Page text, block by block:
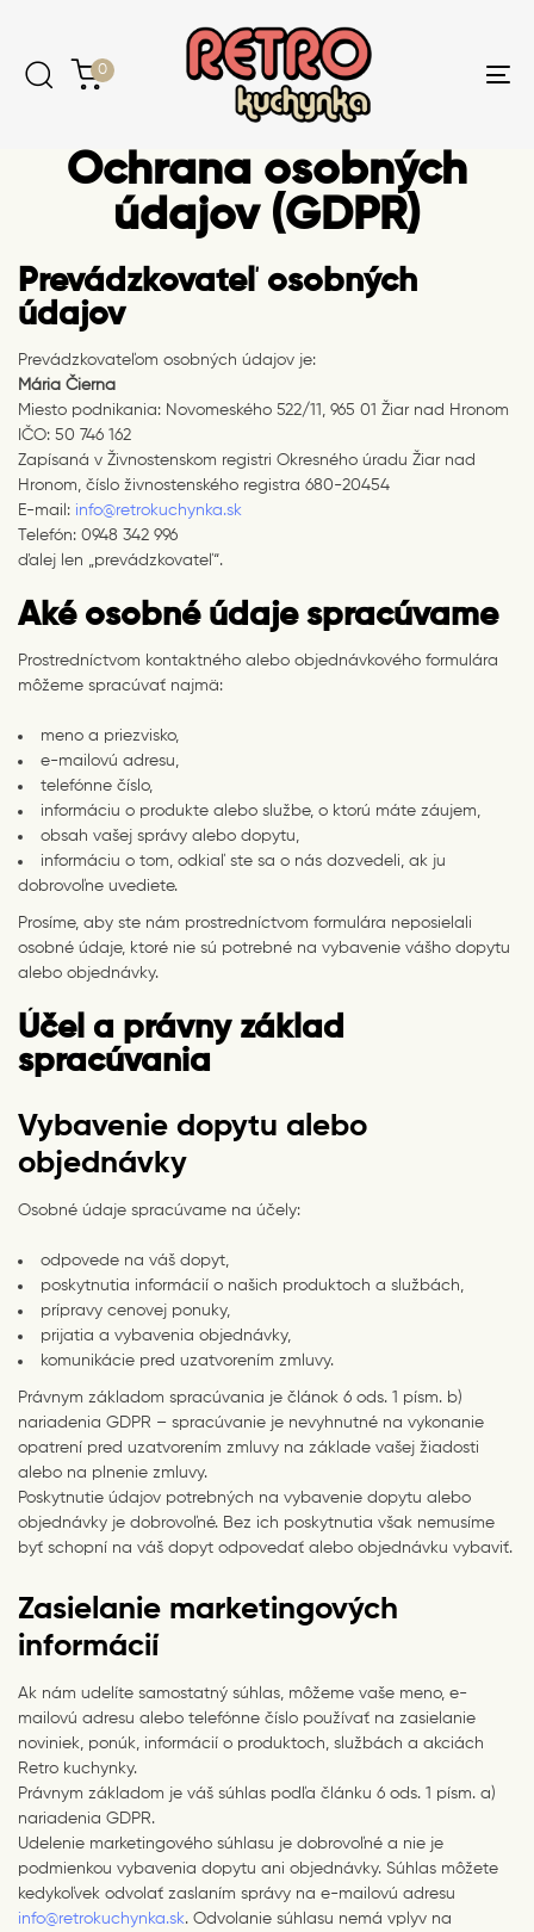
content
0
Ochrana osobných
údajov (GDPR)
Prevádzkovateľ osobných
údajov
Prevádzkovateľom osobných údajov je:
Mária Čierna
Miesto podnikania: Novomeského 522/11, 965 01 Žiar nad Hronom
IČO: 50 746 162
Zapísaná v Živnostenskom registri Okresného úradu Žiar nad
Hronom, číslo živnostenského registra 680-20454
E-mail: info@retrokuchynka.sk
Telefón: 0948 342 996
ďalej len „prevádzkovateľ“.
Aké osobné údaje spracúvame
Prostredníctvom kontaktného alebo objednávkového formulára
môžeme spracúvať najmä:
meno a priezvisko,
e-mailovú adresu,
telefónne číslo,
informáciu o produkte alebo službe, o ktorú máte záujem,
obsah vašej správy alebo dopytu,
informáciu o tom, odkiaľ ste sa o nás dozvedeli, ak ju
dobrovoľne uvediete.
Prosíme, aby ste nám prostredníctvom formulára neposielali
osobné údaje, ktoré nie sú potrebné na vybavenie vášho dopytu
alebo objednávky.
Účel a právny základ
spracúvania
Vybavenie dopytu alebo
objednávky
Osobné údaje spracúvame na účely:
odpovede na váš dopyt,
poskytnutia informácií o našich produktoch a službách,
prípravy cenovej ponuky,
prijatia a vybavenia objednávky,
komunikácie pred uzatvorením zmluvy.
Právnym základom spracúvania je článok 6 ods. 1 písm. b)
nariadenia GDPR – spracúvanie je nevyhnutné na vykonanie
opatrení pred uzatvorením zmluvy na základe vašej žiadosti
alebo na plnenie zmluvy.
Poskytnutie údajov potrebných na vybavenie dopytu alebo
objednávky je dobrovoľné. Bez ich poskytnutia však nemusíme
byť schopní na váš dopyt odpovedať alebo objednávku vybaviť.
Zasielanie marketingových
informácií
Ak nám udelíte samostatný súhlas, môžeme vaše meno, e-
mailovú adresu alebo telefónne číslo používať na zasielanie
noviniek, ponúk, informácií o produktoch, službách a akciách
Retro kuchynky.
Právnym základom je váš súhlas podľa článku 6 ods. 1 písm. a)
nariadenia GDPR.
Udelenie marketingového súhlasu je dobrovoľné a nie je
podmienkou vybavenia dopytu ani objednávky. Súhlas môžete
kedykoľvek odvolať zaslaním správy na e-mailovú adresu
info@retrokuchynka.sk. Odvolanie súhlasu nemá vplyv na